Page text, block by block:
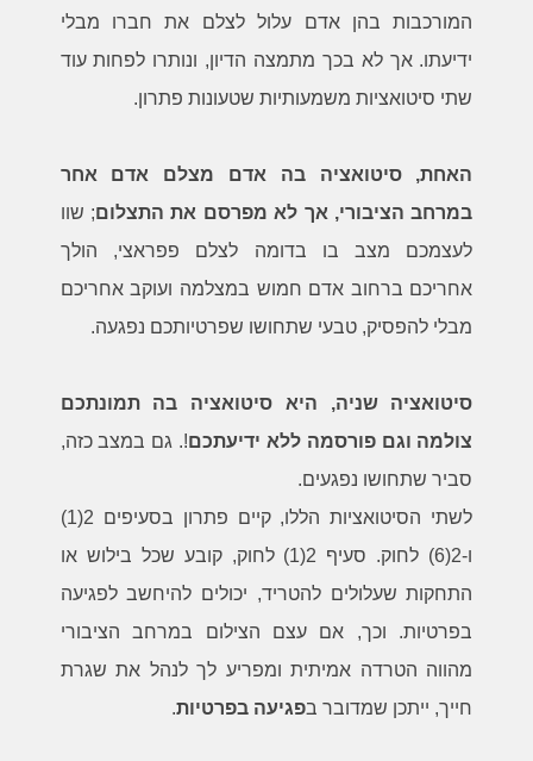
המורכבות בהן אדם עלול לצלם את חברו מבלי
ידיעתו. אך לא בכך מתמצה הדיון, ונותרו לפחות עוד
שתי סיטואציות משמעותיות שטעונות פתרון.
האחת, סיטואציה בה אדם מצלם אדם אחר
במרחב הציבורי, אך לא מפרסם את התצלום; שוו
לעצמכם מצב בו בדומה לצלם פפראצי, הולך
אחריכם ברחוב אדם חמוש במצלמה ועוקב אחריכם
מבלי להפסיק, טבעי שתחושו שפרטיותכם נפגעה.
סיטואציה שניה, היא סיטואציה בה תמונתכם
צולמה וגם פורסמה ללא ידיעתכם!. גם במצב כזה,
סביר שתחושו נפגעים.
לשתי הסיטואציות הללו, קיים פתרון בסעיפים 2(1)
ו-2(6) לחוק. סעיף 2(1) לחוק, קובע שכל בילוש או
התחקות שעלולים להטריד, יכולים להיחשב לפגיעה
בפרטיות. וכך, אם עצם הצילום במרחב הציבורי
מהווה הטרדה אמיתית ומפריע לך לנהל את שגרת
חייך, ייתכן שמדובר בפגיעה בפרטיות.